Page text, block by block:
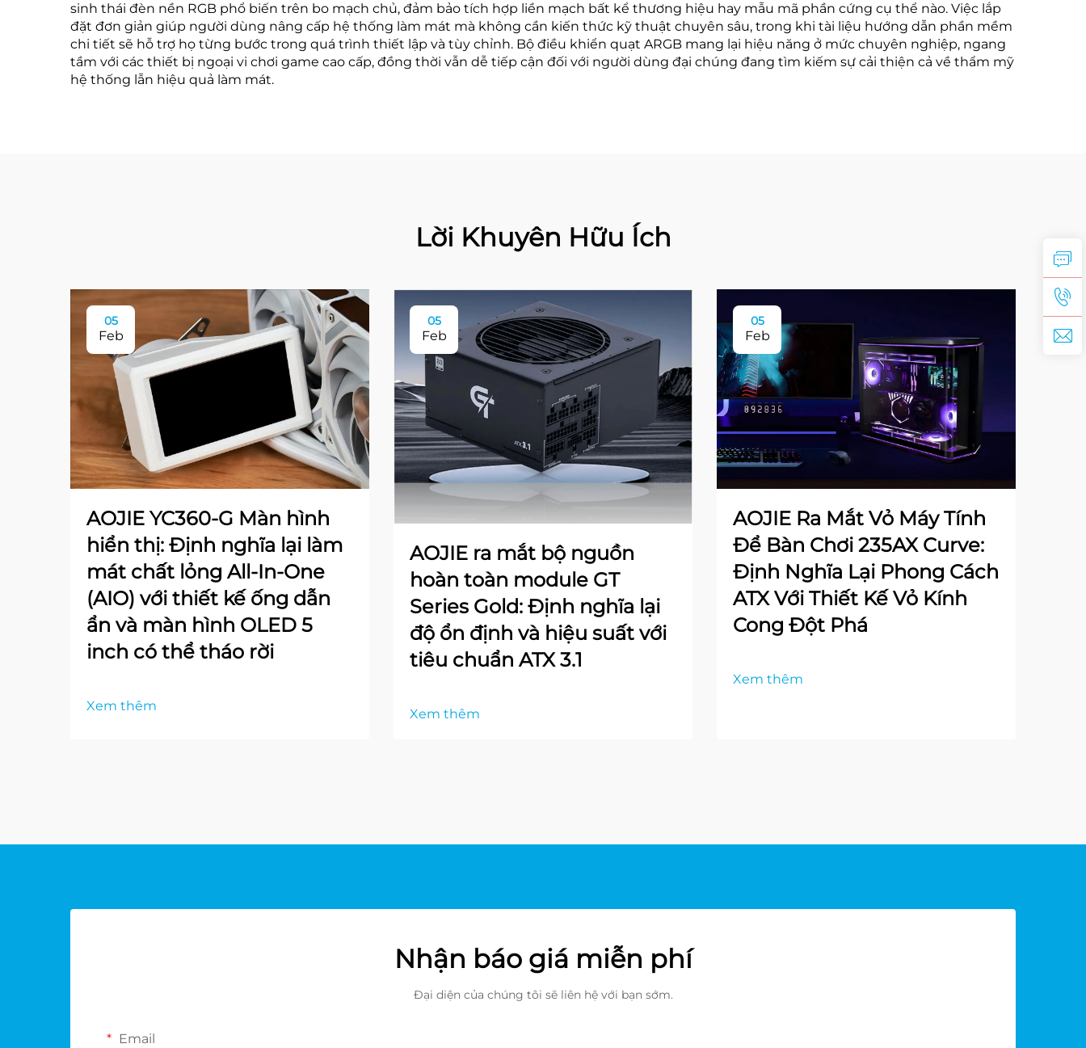
sinh thái đèn nền RGB phổ biến trên bo mạch chủ, đảm bảo tích hợp liền mạch bất kể thương hiệu hay mẫu mã phần cứng cụ thể nào. Việc lắp
đặt đơn giản giúp người dùng nâng cấp hệ thống làm mát mà không cần kiến thức kỹ thuật chuyên sâu, trong khi tài liệu hướng dẫn phần mềm
chi tiết sẽ hỗ trợ họ từng bước trong quá trình thiết lập và tùy chỉnh. Bộ điều khiển quạt ARGB mang lại hiệu năng ở mức chuyên nghiệp, ngang
tầm với các thiết bị ngoại vi chơi game cao cấp, đồng thời vẫn dễ tiếp cận đối với người dùng đại chúng đang tìm kiếm sự cải thiện cả về thẩm mỹ
hệ thống lẫn hiệu quả làm mát.
Lời Khuyên Hữu Ích
05
Feb
AOJIE YC360-G Màn hình
hiển thị: Định nghĩa lại làm
mát chất lỏng All-In-One
(AIO) với thiết kế ống dẫn
ẩn và màn hình OLED 5
inch có thể tháo rời
Xem thêm
05
Feb
AOJIE ra mắt bộ nguồn
hoàn toàn module GT
Series Gold: Định nghĩa lại
độ ổn định và hiệu suất với
tiêu chuẩn ATX 3.1
Xem thêm
05
Feb
AOJIE Ra Mắt Vỏ Máy Tính
Để Bàn Chơi 235AX Curve:
Định Nghĩa Lại Phong Cách
ATX Với Thiết Kế Vỏ Kính
Cong Đột Phá
Xem thêm
Nhận báo giá miễn phí
Đại diện của chúng tôi sẽ liên hệ với bạn sớm.
Email